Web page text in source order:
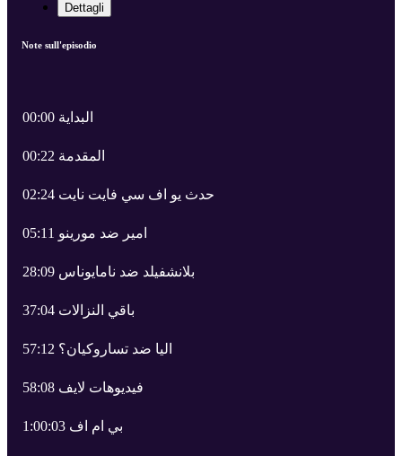
Dettagli
Note sull'episodio
00:00 البداية
00:22 المقدمة
02:24 حدث يو اف سي فايت نايت
05:11 امير ضد مورينو
28:09 بلانشفيلد ضد نامايوناس
37:04 باقي النزالات
57:12 اليا ضد تساروكيان؟
58:08 فيديوهات لايف
1:00:03 بي ام اف